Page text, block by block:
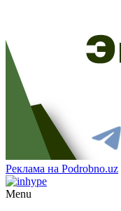
Реклама на Podrobno.uz
Menu